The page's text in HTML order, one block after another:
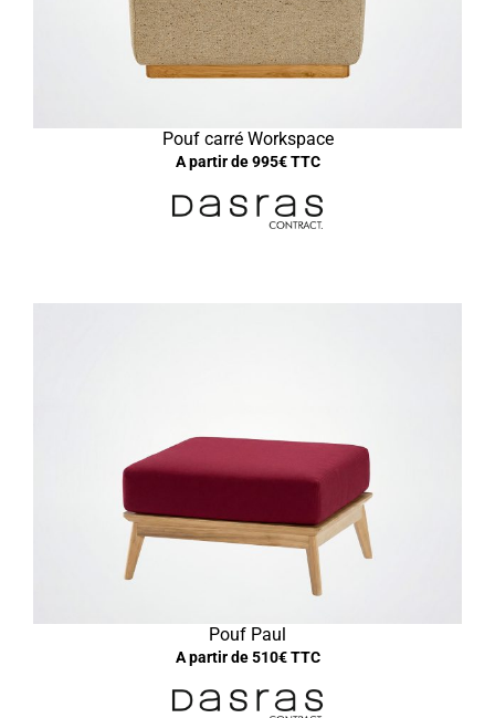
Pouf carré Workspace
A partir de995€ TTC
Pouf Paul
A partir de510€ TTC